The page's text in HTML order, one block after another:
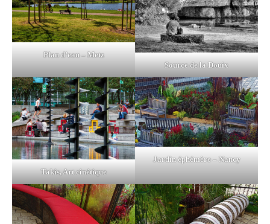
Plan d’eau – Metz
Source de la Douix
Takis, Art cinétique
Jardin éphémère – Nancy